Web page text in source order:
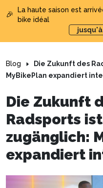
🎉
La haute saison est
bike idéal
jusqu'à
Blog
Die Zukunft des
MyBikePlan expandiert
Die Zukunft
Radsports
zugänglich:
expandiert